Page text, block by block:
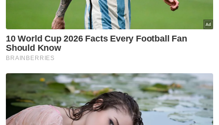
Kolej/ STPM/ Diploma
Ijazah sarjana muda
Ijazah sarjana (Master)
Ijazah kedoktoran
Masuk | Daftar
Exco Baharu